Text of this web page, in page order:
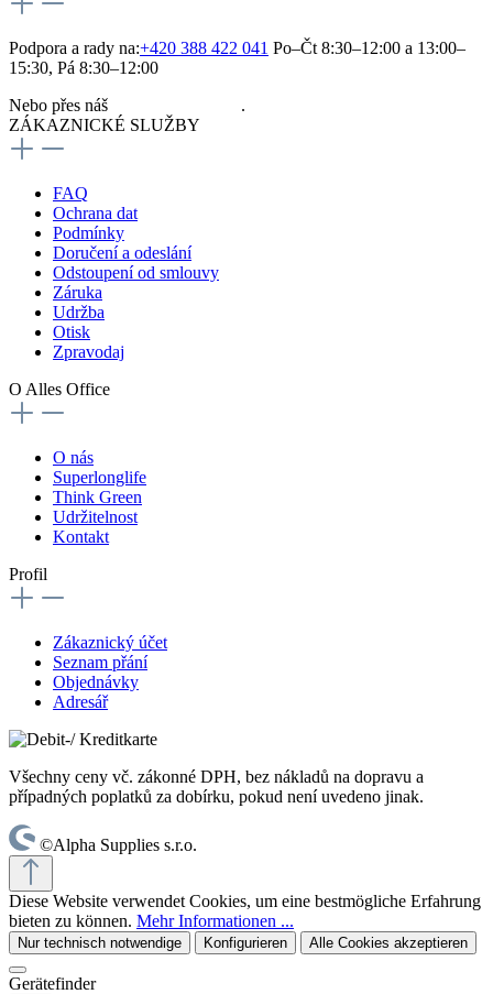
Podpora a rady na:+420 388 422 041 Po–Čt 8:30–12:00 a 13:00–
15:30, Pá 8:30–12:00
Nebo přes náš
.
ZÁKAZNICKÉ SLUŽBY
FAQ
Ochrana dat
Podmínky
Doručení a odeslání
Odstoupení od smlouvy
Záruka
Udržba
Otisk
Zpravodaj
O Alles Office
O nás
Superlonglife
Think Green
Udržitelnost
Kontakt
Profil
Zákaznický účet
Seznam přání
Objednávky
Adresář
Všechny ceny vč. zákonné DPH, bez nákladů na dopravu a
případných poplatků za dobírku, pokud není uvedeno jinak.
©Alpha Supplies s.r.o.
Diese Website verwendet Cookies, um eine bestmögliche Erfahrung
bieten zu können. Mehr Informationen ...
Nur technisch notwendige Konfigurieren Alle Cookies akzeptieren
Gerätefinder